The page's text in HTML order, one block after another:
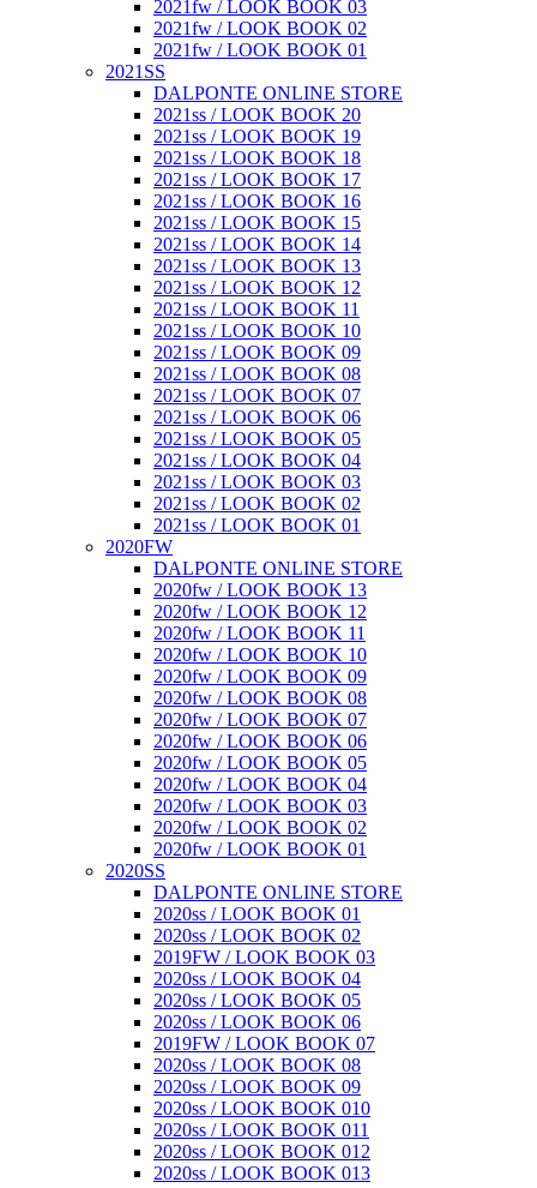
2021fw / LOOK BOOK 03
2021fw / LOOK BOOK 02
2021fw / LOOK BOOK 01
2021SS
DALPONTE ONLINE STORE
2021ss / LOOK BOOK 20
2021ss / LOOK BOOK 19
2021ss / LOOK BOOK 18
2021ss / LOOK BOOK 17
2021ss / LOOK BOOK 16
2021ss / LOOK BOOK 15
2021ss / LOOK BOOK 14
2021ss / LOOK BOOK 13
2021ss / LOOK BOOK 12
2021ss / LOOK BOOK 11
2021ss / LOOK BOOK 10
2021ss / LOOK BOOK 09
2021ss / LOOK BOOK 08
2021ss / LOOK BOOK 07
2021ss / LOOK BOOK 06
2021ss / LOOK BOOK 05
2021ss / LOOK BOOK 04
2021ss / LOOK BOOK 03
2021ss / LOOK BOOK 02
2021ss / LOOK BOOK 01
2020FW
DALPONTE ONLINE STORE
2020fw / LOOK BOOK 13
2020fw / LOOK BOOK 12
2020fw / LOOK BOOK 11
2020fw / LOOK BOOK 10
2020fw / LOOK BOOK 09
2020fw / LOOK BOOK 08
2020fw / LOOK BOOK 07
2020fw / LOOK BOOK 06
2020fw / LOOK BOOK 05
2020fw / LOOK BOOK 04
2020fw / LOOK BOOK 03
2020fw / LOOK BOOK 02
2020fw / LOOK BOOK 01
2020SS
DALPONTE ONLINE STORE
2020ss / LOOK BOOK 01
2020ss / LOOK BOOK 02
2019FW / LOOK BOOK 03
2020ss / LOOK BOOK 04
2020ss / LOOK BOOK 05
2020ss / LOOK BOOK 06
2019FW / LOOK BOOK 07
2020ss / LOOK BOOK 08
2020ss / LOOK BOOK 09
2020ss / LOOK BOOK 010
2020ss / LOOK BOOK 011
2020ss / LOOK BOOK 012
2020ss / LOOK BOOK 013